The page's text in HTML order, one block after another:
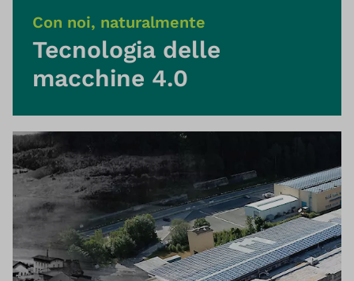
Con noi, naturalmente
Tecnologia delle
macchine 4.0